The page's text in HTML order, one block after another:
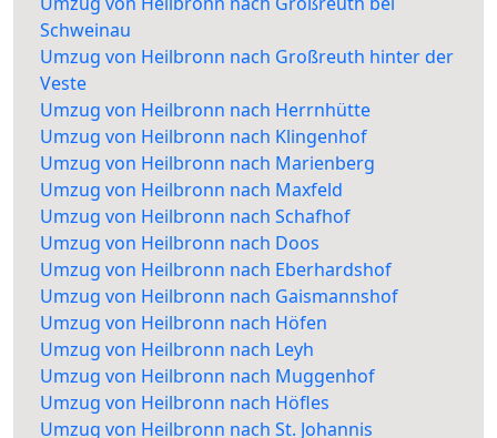
Schweinau
Umzug von Heilbronn nach Großreuth hinter der
Veste
Umzug von Heilbronn nach Herrnhütte
Umzug von Heilbronn nach Klingenhof
Umzug von Heilbronn nach Marienberg
Umzug von Heilbronn nach Maxfeld
Umzug von Heilbronn nach Schafhof
Umzug von Heilbronn nach Doos
Umzug von Heilbronn nach Eberhardshof
Umzug von Heilbronn nach Gaismannshof
Umzug von Heilbronn nach Höfen
Umzug von Heilbronn nach Leyh
Umzug von Heilbronn nach Muggenhof
Umzug von Heilbronn nach Höfles
Umzug von Heilbronn nach St. Johannis